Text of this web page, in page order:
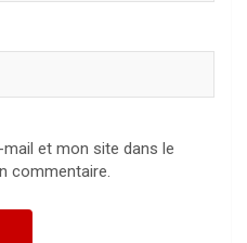
et mon site dans le
commentaire.